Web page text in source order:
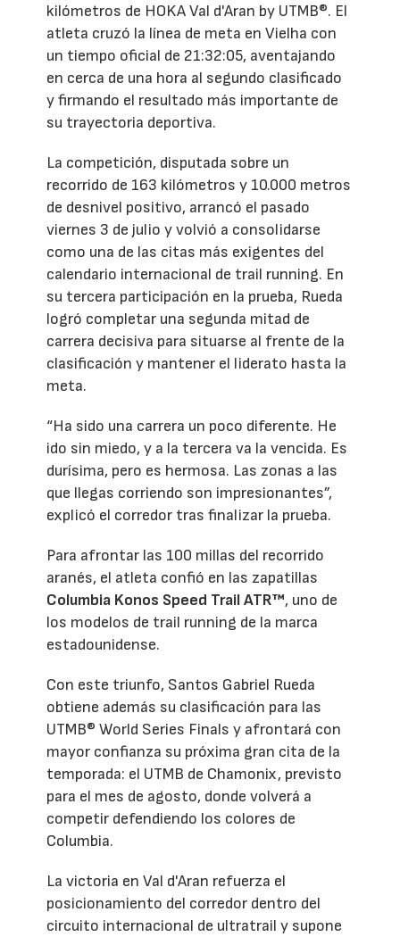
kilómetros de HOKA Val d'Aran by UTMB®. El
atleta cruzó la línea de meta en Vielha con
un tiempo oficial de 21:32:05, aventajando
en cerca de una hora al segundo clasificado
y firmando el resultado más importante de
su trayectoria deportiva.
La competición, disputada sobre un
recorrido de 163 kilómetros y 10.000 metros
de desnivel positivo, arrancó el pasado
viernes 3 de julio y volvió a consolidarse
como una de las citas más exigentes del
calendario internacional de trail running. En
su tercera participación en la prueba, Rueda
logró completar una segunda mitad de
carrera decisiva para situarse al frente de la
clasificación y mantener el liderato hasta la
meta.
“Ha sido una carrera un poco diferente. He
ido sin miedo, y a la tercera va la vencida. Es
durísima, pero es hermosa. Las zonas a las
que llegas corriendo son impresionantes”,
explicó el corredor tras finalizar la prueba.
Para afrontar las 100 millas del recorrido
aranés, el atleta confió en las zapatillas
Columbia Konos Speed Trail ATR™, uno de
los modelos de trail running de la marca
estadounidense.
Con este triunfo, Santos Gabriel Rueda
obtiene además su clasificación para las
UTMB® World Series Finals y afrontará con
mayor confianza su próxima gran cita de la
temporada: el UTMB de Chamonix, previsto
para el mes de agosto, donde volverá a
competir defendiendo los colores de
Columbia.
La victoria en Val d'Aran refuerza el
posicionamiento del corredor dentro del
circuito internacional de ultratrail y supone